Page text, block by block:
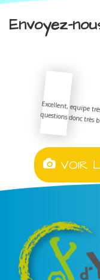
Envoyez-
Excellent, equipe
questions donc très
VOIR